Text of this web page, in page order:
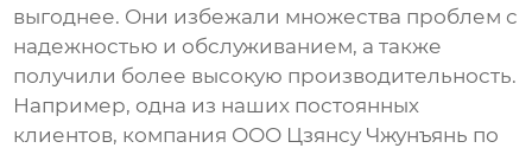
выгоднее. Они избежали множества проблем с
надежностью и обслуживанием, а также
получили более высокую производительность.
Например, одна из наших постоянных
клиентов, компания ООО Цзянсу Чжунъянь по